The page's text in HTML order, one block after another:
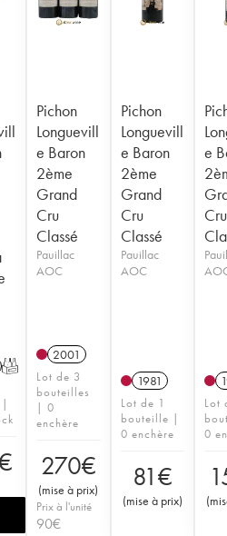
T
|
Pichon
Longuevill
e Baron
2ème
Grand
Cru
Classé
Pauillac
AOC
2001
Lot de 3
bouteilles
| 0
enchère
270€
(mise à prix)
Prix à l'unité
90€
Pichon
Longuevill
e Baron
2ème
Grand
Cru
Classé
Pauillac
AOC
1981
Lot de 1
bouteille |
0 enchère
81€
(mise à prix)
e
Cru
Lot
0
(